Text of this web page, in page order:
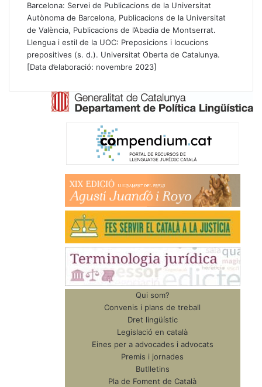
Barcelona: Servei de Publicacions de la Universitat
Autònoma de Barcelona, Publicacions de la Universitat
de València, Publicacions de l’Abadia de Montserrat.
Llengua i estil de la UOC: Preposicions i locucions
prepositives (s. d.). Universitat Oberta de Catalunya.
[Data d’elaboració: novembre 2023]
Qui som?
Convenis i plans de treball
Dret lingüístic
Legislació en català
Eines per a advocades i advocats
Premis i jornades
Butlletins
Pla de Foment de Català